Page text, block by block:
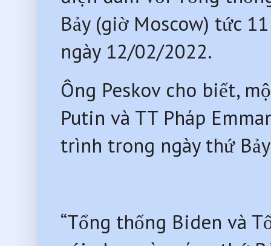
Bảy (giờ Moscow) tức
ngày 12/02/2022.
Ông Peskov cho biết,
Putin và TT Pháp
trình trong ngày thứ
“Tổng thống Biden và